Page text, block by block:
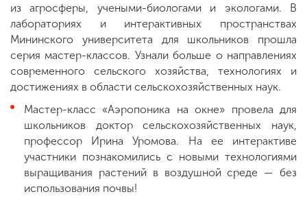
из агросферы, учеными-биологами и экологами. В
лабораториях и интерактивных пространствах
Мининского университета для школьников прошла
серия мастер-классов. Узнали больше о направлениях
современного сельского хозяйства, технологиях и
достижениях в области сельскохозяйственных наук.
Мастер-класс «Аэропоника на окне» провела для
школьников доктор сельскохозяйственных наук,
профессор Ирина Уромова. На ее интерактиве
участники познакомились с новыми технологиями
выращивания растений в воздушной среде — без
использования почвы!